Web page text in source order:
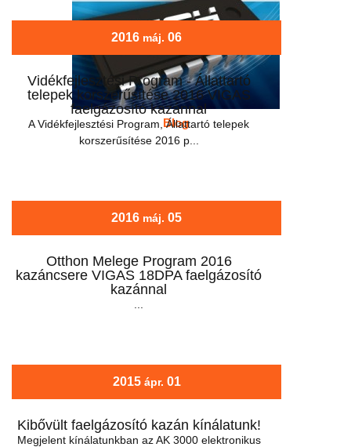
Blog
2016 máj. 06
Vidékfejlesztési Program - Állattartó
telepek korszerűsítése 2016 VIGAS
faelgázosító kazánnal
A Vidékfejlesztési Program, Állattartó telepek
korszerűsítése 2016 p...
2016 máj. 05
Otthon Melege Program 2016
kazáncsere VIGAS 18DPA faelgázosító
kazánnal
2015 ápr. 01
Kibővült faelgázosító kazán kínálatunk!
Megjelent kínálatunkban az AK 3000 elektronikus